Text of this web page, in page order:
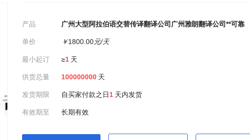
产品 广州大型阿拉伯语交替传译翻译公司广州雅朗翻译公司**可靠
单价 ￥1800.00元/天
最小起订 ≥1 天
供货总量 100000000 天
发货期限 自买家付款之日1 天内发货
有效期至 长期有效